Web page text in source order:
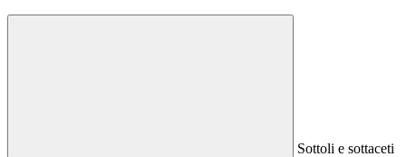
Sottoli e sottaceti